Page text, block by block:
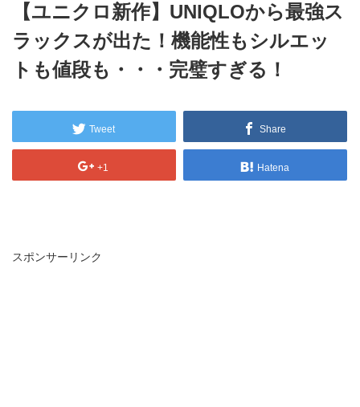
【ユニクロ新作】UNIQLOから最強ス
ラックスが出た！機能性もシルエッ
トも値段も・・・完璧すぎる！
Tweet Share
+1 Hatena
スポンサーリンク